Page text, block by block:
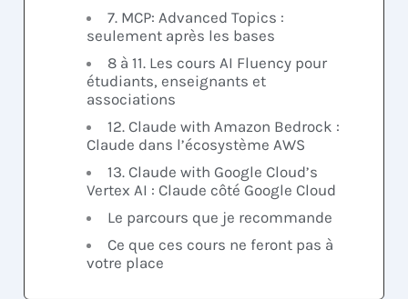
7. MCP: Advanced Topics :
seulement après les bases
8 à 11. Les cours AI Fluency pour
étudiants, enseignants et
associations
12. Claude with Amazon Bedrock :
Claude dans l’écosystème AWS
13. Claude with Google Cloud’s
Vertex AI : Claude côté Google Cloud
Le parcours que je recommande
Ce que ces cours ne feront pas à
votre place